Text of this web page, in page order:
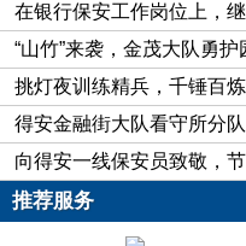
没有看好孩子，孩子在玩耍
重，差点酿成大祸。
儿童安全无小事，每个
健康牵动着整个家庭的幸福
二人见义勇为的行为令人感
维安人的精神风貌，播撒了
“山竹”来袭，金茂大队勇护
向得安一线保安员致敬，
推荐服务